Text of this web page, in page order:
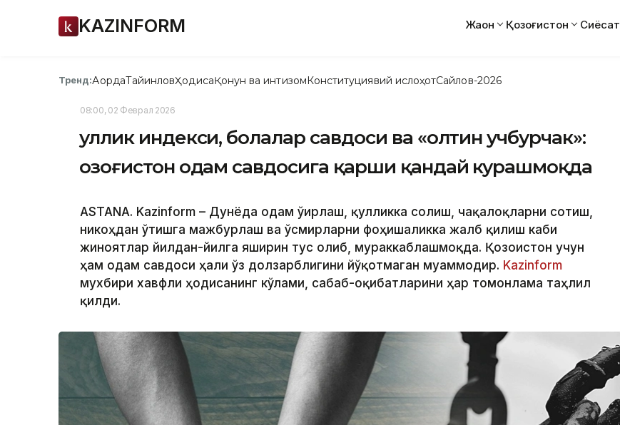
KAZINFORM Жаҳон Қозоғистон Сиёсат
Тренд:АқордаТайинловҲодисаҚонун ва интизомКонституциявий ислоҳотСайлов-2026
08:00, 02 Феврал 2026
Қуллик индекси, болалар савдоси ва «олтин учбурчак»:
Қозоғистон одам савдосига қарши қандай курашмоқда
АSTANА. Kazinform – Дунёда одам ўғирлаш, қулликка солиш, чақалоқларни сотиш,
никоҳдан ўтишга мажбурлаш ва ўсмирларни фоҳишаликка жалб қилиш каби
жиноятлар йилдан-йилга яширин тус олиб, мураккаблашмоқда. Қозоғистон учун
ҳам одам савдоси ҳали ўз долзарблигини йўқотмаган муаммодир. Kazinform
мухбири хавфли ҳодисанинг кўлами, сабаб-оқибатларини ҳар томонлама таҳлил
қилди.